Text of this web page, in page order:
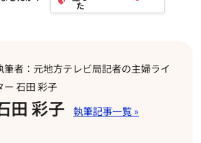
筆者：元地方テレビ局記者の主婦ライ
ー 石田 彩子
田 彩子